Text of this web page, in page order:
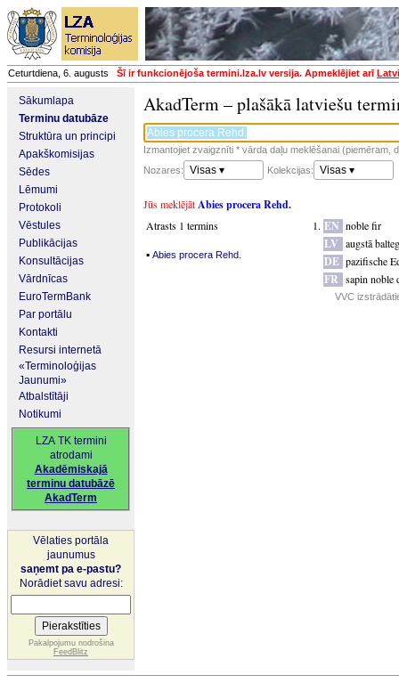
Ceturtdiena, 6. augusts Šī ir funkcionējoša termini.lza.lv versija. Apmeklējiet arī
Sākumlapa
Terminu datubāze
Struktūra un principi
Apakškomisijas
Sēdes
Lēmumi
Protokoli
Vēstules
Publikācijas
Konsultācijas
Vārdnīcas
EuroTermBank
Par portālu
Kontakti
Resursi internetā
«Terminoloģijas
Jaunumi»
Atbalstītāji
Notikumi
LZA TK termini
atrodami
Akadēmiskajā
terminu datubāzē
AkadTerm
Vēlaties portāla
jaunumus
saņemt pa e-pastu?
Norādiet savu adresi:
Pakalpojumu nodrošina
FeedBlitz
AkadTerm – plašākā latviešu
Izmantojiet zvaigznīti * vārda daļu meklēšanai (piemēram,
Nozares:
Visas ▾ Kolekcijas: Visas ▾
Jūs meklējātAbies procera Rehd.
Atrasts 1 termins
▪ Abies procera Rehd.
EN noble fir
LV augstā
DE pazifische
FR sapin noble
VVC